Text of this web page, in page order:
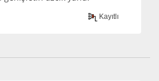
Kayıtlı